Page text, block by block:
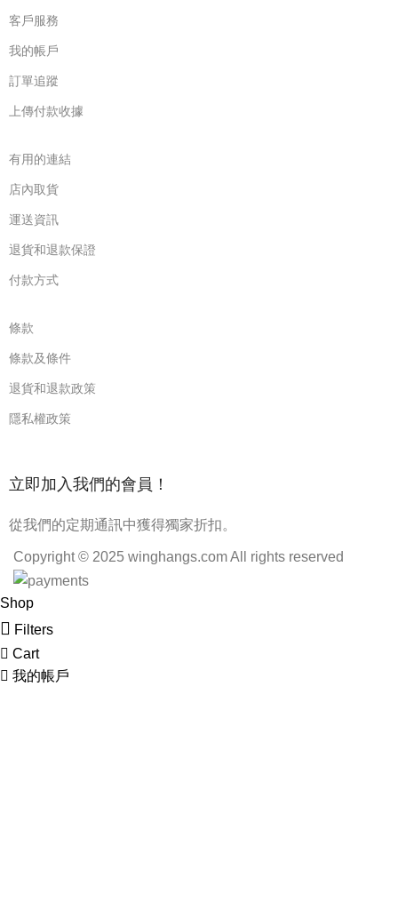
客戶服務
我的帳戶
訂單追蹤
上傳付款收據
有用的連結
店內取貨
運送資訊
退貨和退款保證
付款方式
條款
條款及條件
退貨和退款政策
隱私權政策
立即加入我們的會員！
從我們的定期通訊中獲得獨家折扣。
Copyright © 2025 winghangs.com All rights reserved
Shop
Filters
Cart
我的帳戶